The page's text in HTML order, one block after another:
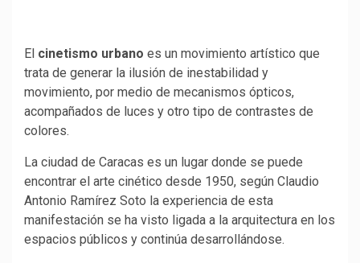
El cinetismo urbano es un movimiento artístico que
trata de generar la ilusión de inestabilidad y
movimiento, por medio de mecanismos ópticos,
acompañados de luces y otro tipo de contrastes de
colores.
La ciudad de Caracas es un lugar donde se puede
encontrar el arte cinético desde 1950, según Claudio
Antonio Ramírez Soto la experiencia de esta
manifestación se ha visto ligada a la arquitectura en los
espacios públicos y continúa desarrollándose.